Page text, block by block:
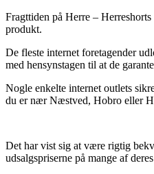
Fragttiden på Herre –
produkt.
De fleste internet foretagender
med hensynstagen til at de
Nogle enkelte internet outlets
du er nær Næstved, Hobro eller
Det har vist sig at være rigtig
udsalgspriserne på mange af